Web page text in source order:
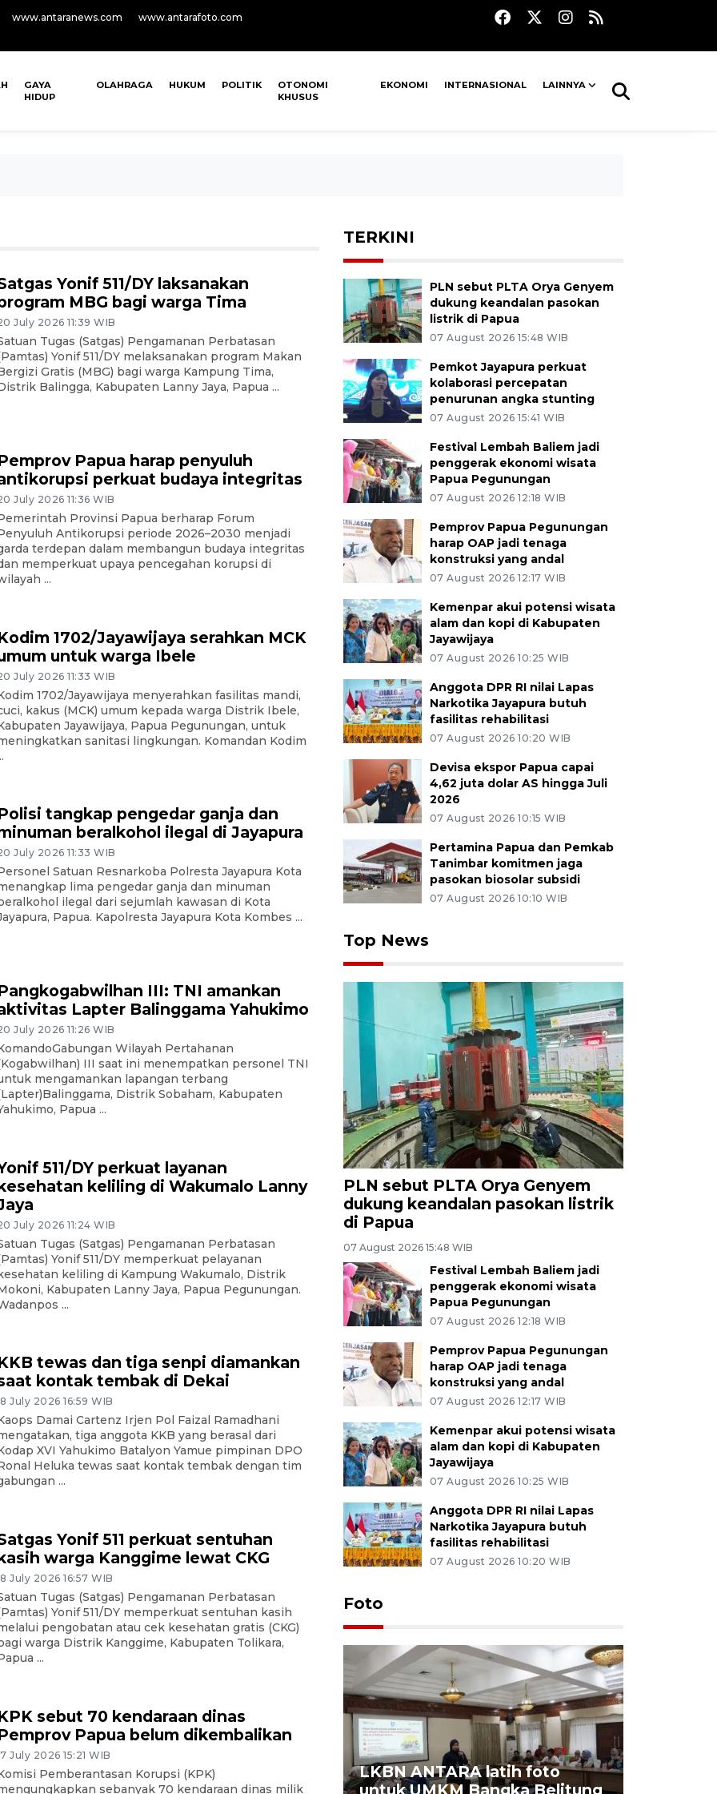
www.antaranews.com www.antarafoto.com
GAYA
HIDUP
OLAHRAGA HUKUM POLITIK
OTONOMI
KHUSUS
EKONOMI INTERNASIONAL LAINNYA
Yonif 511/DY laksanakan
MBG bagi warga Tima
July 2026 11:39 WIB
Tugas (Satgas) Pengamanan Perbatasan
Yonif 511/DY melaksanakan program Makan
Gratis (MBG) bagi warga Kampung Tima,
Balingga, Kabupaten Lanny Jaya, Papua ...
Papua harap penyuluh
perkuat budaya integritas
July 2026 11:36 WIB
Provinsi Papua berharap Forum
Antikorupsi periode 2026–2030 menjadi
terdepan dalam membangun budaya integritas
memperkuat upaya pencegahan korupsi di
...
1702/Jayawijaya serahkan MCK
untuk warga Ibele
July 2026 11:33 WIB
1702/Jayawijaya menyerahkan fasilitas mandi,
kakus (MCK) umum kepada warga Distrik Ibele,
Jayawijaya, Papua Pegunungan, untuk
sanitasi lingkungan. Komandan Kodim
tangkap pengedar ganja dan
beralkohol ilegal di Jayapura
July 2026 11:33 WIB
Satuan Resnarkoba Polresta Jayapura Kota
lima pengedar ganja dan minuman
ilegal dari sejumlah kawasan di Kota
Papua. Kapolresta Jayapura Kota Kombes ...
III: TNI amankan
Lapter Balinggama Yahukimo
July 2026 11:26 WIB
Wilayah Pertahanan
III saat ini menempatkan personel TNI
mengamankan lapangan terbang
Distrik Sobaham, Kabupaten
Papua ...
511/DY perkuat layanan
keliling di Wakumalo Lanny
July 2026 11:24 WIB
Tugas (Satgas) Pengamanan Perbatasan
Yonif 511/DY memperkuat pelayanan
keliling di Kampung Wakumalo, Distrik
Kabupaten Lanny Jaya, Papua Pegunungan.
...
tewas dan tiga senpi diamankan
kontak tembak di Dekai
July 2026 16:59 WIB
Damai Cartenz Irjen Pol Faizal Ramadhani
tiga anggota KKB yang berasal dari
XVI Yahukimo Batalyon Yamue pimpinan DPO
Heluka tewas saat kontak tembak dengan tim
...
Yonif 511 perkuat sentuhan
warga Kanggime lewat CKG
July 2026 16:57 WIB
Tugas (Satgas) Pengamanan Perbatasan
Yonif 511/DY memperkuat sentuhan kasih
pengobatan atau cek kesehatan gratis (CKG)
warga Distrik Kanggime, Kabupaten Tolikara,
...
sebut 70 kendaraan dinas
Papua belum dikembalikan
July 2026 15:21 WIB
Pemberantasan Korupsi (KPK)
sebanyak 70 kendaraan dinas milik
TERKINI
PLN sebut PLTA Orya Genyem
dukung keandalan pasokan
listrik di Papua
07 August 2026 15:48 WIB
Pemkot Jayapura perkuat
kolaborasi percepatan
penurunan angka stunting
07 August 2026 15:41 WIB
Festival Lembah Baliem jadi
penggerak ekonomi wisata
Papua Pegunungan
07 August 2026 12:18 WIB
Pemprov Papua Pegunungan
harap OAP jadi tenaga
konstruksi yang andal
07 August 2026 12:17 WIB
Kemenpar akui potensi wisata
alam dan kopi di Kabupaten
Jayawijaya
07 August 2026 10:25 WIB
Anggota DPR RI nilai Lapas
Narkotika Jayapura butuh
fasilitas rehabilitasi
07 August 2026 10:20 WIB
Devisa ekspor Papua capai
4,62 juta dolar AS hingga Juli
2026
07 August 2026 10:15 WIB
Pertamina Papua dan Pemkab
Tanimbar komitmen jaga
pasokan biosolar subsidi
07 August 2026 10:10 WIB
Top News
PLN sebut PLTA Orya Genyem
dukung keandalan pasokan listrik
di Papua
07 August 2026 15:48 WIB
Festival Lembah Baliem jadi
penggerak ekonomi wisata
Papua Pegunungan
07 August 2026 12:18 WIB
Pemprov Papua Pegunungan
harap OAP jadi tenaga
konstruksi yang andal
07 August 2026 12:17 WIB
Kemenpar akui potensi wisata
alam dan kopi di Kabupaten
Jayawijaya
07 August 2026 10:25 WIB
Anggota DPR RI nilai Lapas
Narkotika Jayapura butuh
fasilitas rehabilitasi
07 August 2026 10:20 WIB
Foto
Antara Biro Papua
bersilahturahmi dengan
LKBN ANTARA latih foto